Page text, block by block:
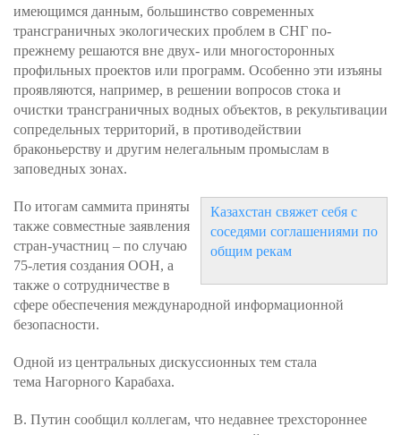
имеющимся данным, большинство современных
трансграничных экологических проблем в СНГ по-
прежнему решаются вне двух- или многосторонных
профильных проектов или программ. Особенно эти изъяны
проявляются, например, в решении вопросов стока и
очистки трансграничных водных объектов, в рекультивации
сопредельных территорий, в противодействии
браконьерству и другим нелегальным промыслам в
заповедных зонах.
Казахстан свяжет себя с
соседями соглашениями по
общим рекам
По итогам саммита приняты
также совместные заявления
стран-участниц – по случаю
75-летия создания ООН, а
также о сотрудничестве в
сфере обеспечения международной информационной
безопасности.
Одной из центральных дискуссионных тем стала
тема Нагорного Карабаха.
В. Путин сообщил коллегам, что недавнее трехстороннее